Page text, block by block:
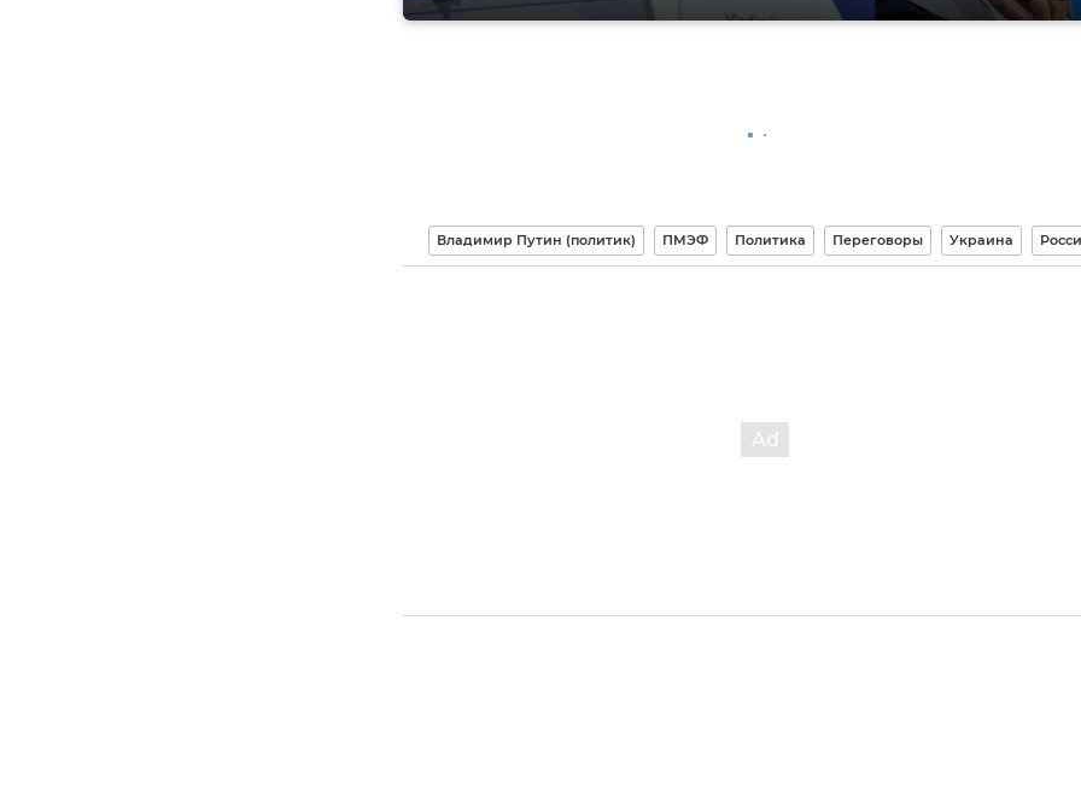
Владимир Путин (политик) ПМЭФ Политика Переговоры Украина